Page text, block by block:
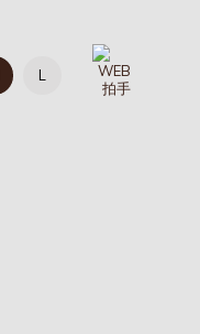
L